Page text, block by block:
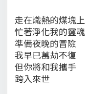
走在熾熱的煤塊上
忙著淨化我的靈魂
準備夜晚的冒險
我早已萬劫不復
但你將和我攜手
跨入來世